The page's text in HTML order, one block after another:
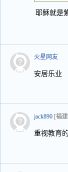
耶稣就是
火星网友
安居乐业
jack890 [福
重视教育